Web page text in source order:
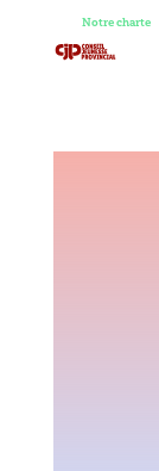
Notre charte